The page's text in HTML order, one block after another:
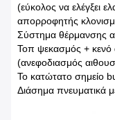
(εύκολος να ελέγξει
απορροφητής
Σύστημα θέρμανσης
Τοπ ψεκασμός + κενό
(ανεφοδιασμός
Το κατώτατο σημείο
Διάσημα πνευματικά